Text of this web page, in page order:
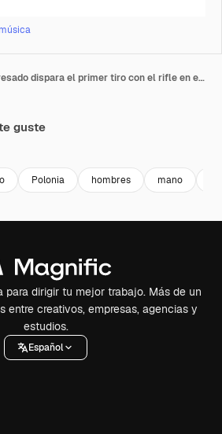
El estudiante estresado dispara el primer tiro con el rifle en el polígono de tiro.
guste
Polonia hombres mano
para dirigir tu mejor trabajo. Más de un
entre creativos, empresas, agencias y
estudios.
Español